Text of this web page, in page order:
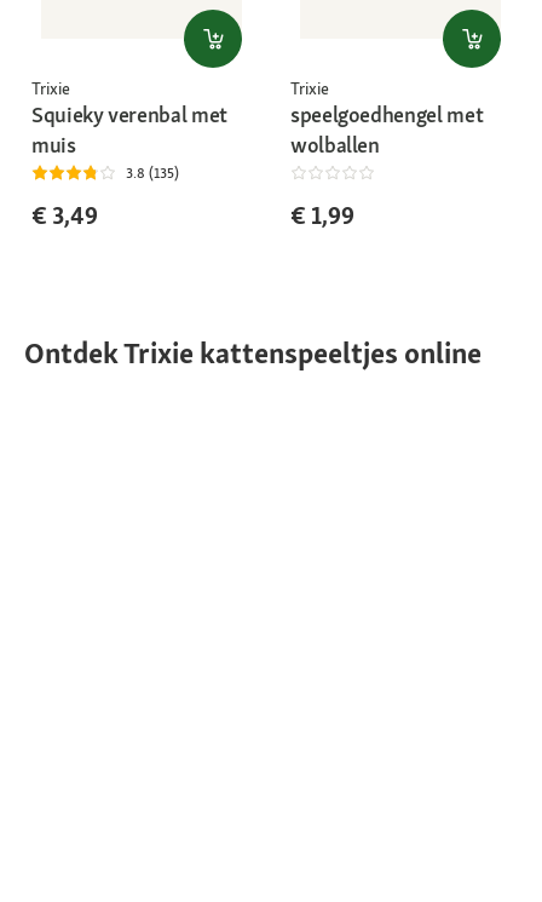
Trixie
Squieky verenbal met
muis
3.8 (135)
€ 3,49
Trixie
speelgoedhengel met
wolballen
€ 1,99
Ontdek Trixie kattenspeeltjes online